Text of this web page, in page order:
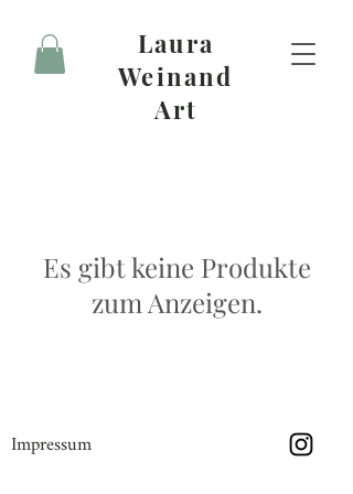
Laura
Weinand
Art
Es gibt keine Produkte
zum Anzeigen.
Impressum